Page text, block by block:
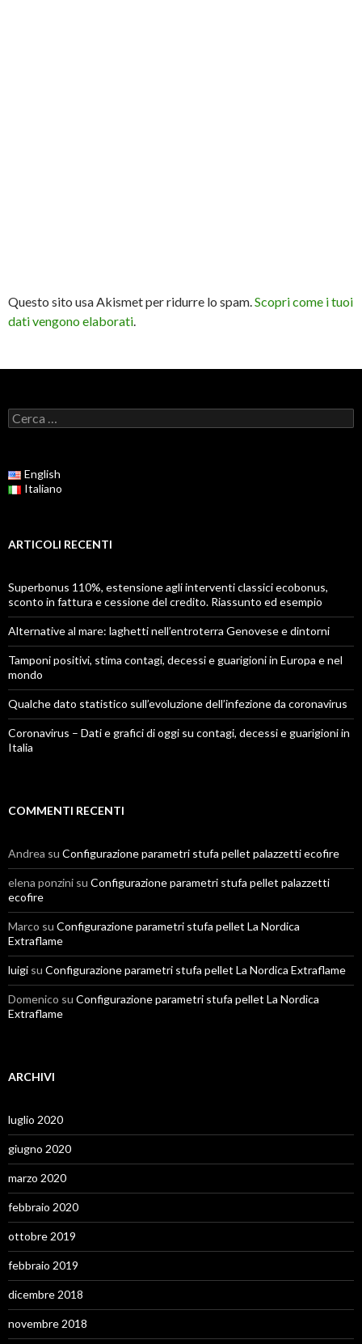
Questo sito usa Akismet per ridurre lo spam.Scopri come i tuoi
dati vengono elaborati.
Ricerca
per:
English
Italiano
ARTICOLI RECENTI
Superbonus 110%, estensione agli interventi classici ecobonus,
sconto in fattura e cessione del credito. Riassunto ed esempio
Alternative al mare: laghetti nell’entroterra Genovese e dintorni
Tamponi positivi, stima contagi, decessi e guarigioni in Europa e nel
mondo
Qualche dato statistico sull’evoluzione dell’infezione da coronavirus
Coronavirus – Dati e grafici di oggi su contagi, decessi e guarigioni in
Italia
COMMENTI RECENTI
Andrea su Configurazione parametri stufa pellet palazzetti ecofire
elena ponzini su Configurazione parametri stufa pellet palazzetti
ecofire
Marco su Configurazione parametri stufa pellet La Nordica
Extraflame
luigi su Configurazione parametri stufa pellet La Nordica Extraflame
Domenico su Configurazione parametri stufa pellet La Nordica
Extraflame
ARCHIVI
luglio 2020
giugno 2020
marzo 2020
febbraio 2020
ottobre 2019
febbraio 2019
dicembre 2018
novembre 2018